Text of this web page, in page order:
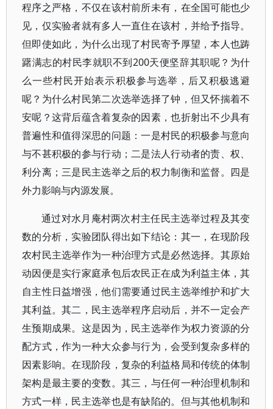
程序之严格，不仅在该村前所未有，在全国可能也少
见，仅实验者就有多人一直住在该村，并给予指导。
但即使如此，为什么出现了村民寄予厚望，本人也踌
躇满志的村民李就职不到200天便坚辞其职呢？为什
么一些村民开始表示积极参与选举，后又积极逃避
呢？为什么村民第二次选举选择了钟，但又怀揣着不
安呢？这背后蕴含着复杂的因素，也折射出不少具有
普遍性和值得深思的问题：一是村民的积极参与意向
与不甚积极的参与行动；二是法人行动者的责、权、
利分离；三是民主选举之后的权力制衡和监督。四是
外力影响与内源发展。
通过对水月庵村两次村主任民主选举过程及其变
数的分析，实验团队得出如下结论：其一，在现阶段
农村民主选举作为一种治理方式是必然选择。其原始
动因便是实行家庭承包后农民正在成为利益主体，其
自主性日益增强，他们需要通过民主选举维护和扩大
其利益。其二，民主选举程序启动后，并不一定会产
生预期成果。这是因为，民主选举作为权力资源的分
配方式，作为一种大众参与行为，会受到复杂多样的
因素影响。在现阶段，复杂的利益格局和传统的体制
架构是最主要的变数。其三，与任何一种治理机制和
方式一样，民主选举也是有缺陷的。但与其他机制和